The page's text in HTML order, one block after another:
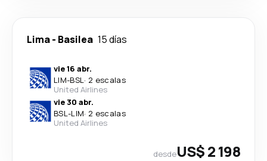
Lima- Basilea 15 días
vie 16 abr.
LIM-BSL· 2 escalas
United Airlines
vie 30 abr.
BSL-LIM· 2 escalas
United Airlines
desdeUS$ 2 198